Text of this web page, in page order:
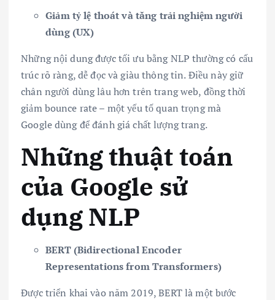
Giảm tỷ lệ thoát và tăng trải nghiệm người
dùng (UX)
Những nội dung được tối ưu bằng NLP thường có cấu
trúc rõ ràng, dễ đọc và giàu thông tin. Điều này giữ
chân người dùng lâu hơn trên trang web, đồng thời
giảm bounce rate – một yếu tố quan trọng mà
Google dùng để đánh giá chất lượng trang.
Những thuật toán
của Google sử
dụng NLP
BERT (Bidirectional Encoder
Representations from Transformers)
Được triển khai vào năm 2019, BERT là một bước